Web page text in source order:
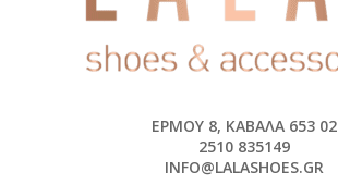
ΕΡΜΟΎ 8, ΚΑΒΆΛΑ 653 02
2510 835149
INFO@LALASHOES.GR